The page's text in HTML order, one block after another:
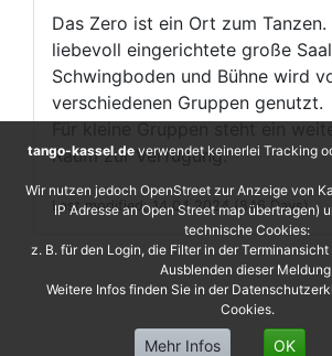
Das Zero ist ein Ort zum Tanzen.
liebevoll eingerichtete große
Schwingboden und Bühne wird
verschiedenen Gruppen genutzt.
Für kleine Gruppen steht ein
Raum zur Verfügung.
Last modified: 14.04.2024 (846 Days)
tango-kassel.de verwendet keinerlei Tracking
Wir nutzen jedoch OpenStreet zur Anzeige von
IP Adresse an Open Street map übertragen)
technische Cookies:
z. B. für den Login, die Filter in der
Ausblenden dieser
Weitere Infos finden Sie in der
Cookies.
Mehr Infos OK